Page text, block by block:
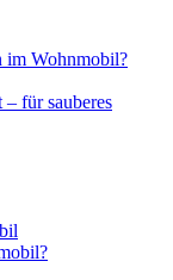
im Wohnmobil?
für sauberes